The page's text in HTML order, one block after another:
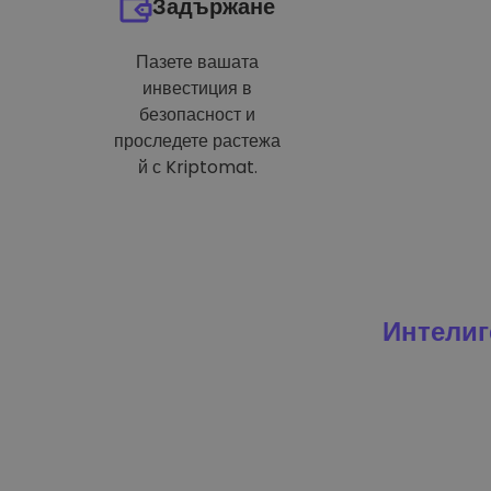
Задържане
Пазете вашата
инвестиция в
безопасност и
проследете растежа
й с Kriptomat.